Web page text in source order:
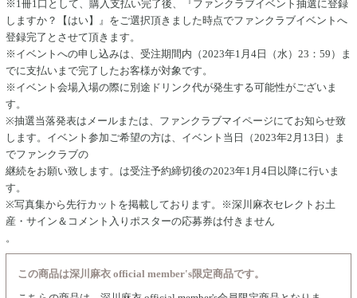
※1冊1口として、購入支払い完了後、『ファンクラブイベント抽選に登録
しますか？【はい】』をご選択頂きました時点でファンクラブイベントへ
登録完了とさせて頂きます。
※イベントへの申し込みは、受注期間内（2023年1月4日（水）23：59）ま
でに支払いまで完了したお客様が対象です。
※イベント会場入場の際に別途ドリンク代が発生する可能性がございま
す。
※抽選当落発表はメールまたは、ファンクラブマイページにてお知らせ致
します。イベント参加ご希望の方は、イベント当日（2023年2月13日）ま
でファンクラブの
継続をお願い致します。は受注予約締切後の2023年1月4日以降に行いま
す。
※写真集から先行カットを掲載しております。
※深川麻衣セレクトお土
産・サイン＆コメント入りポスターの応募券は付きません
。
この商品は深川麻衣 official member's限定商品です。